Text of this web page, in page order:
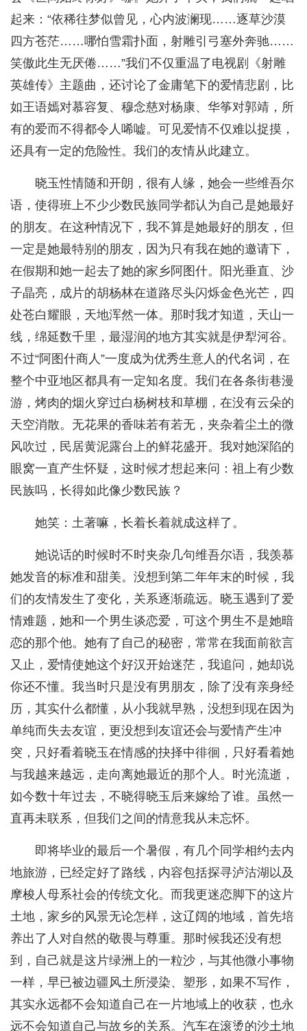
起来：“依稀往梦似曾见，心内波澜现……逐草沙漠
四方苍茫……哪怕雪霜扑面，射雕引弓塞外奔驰……
笑傲此生无厌倦……”我们不仅重温了电视剧《射雕
英雄传》主题曲，还讨论了金庸笔下的爱情悲剧，比
如王语嫣对慕容复、穆念慈对杨康、华筝对郭靖，所
有的爱而不得都令人唏嘘。可见爱情不仅难以捉摸，
还具有一定的危险性。我们的友情从此建立。
晓玉性情随和开朗，很有人缘，她会一些维吾尔
语，使得班上不少少数民族同学都认为自己是她最好
的朋友。在这种情况下，我不算是她最好的朋友，但
一定是她最特别的朋友，因为只有我在她的邀请下，
在假期和她一起去了她的家乡阿图什。阳光垂直、沙
子晶亮，成片的胡杨林在道路尽头闪烁金色光芒，四
处苍白耀眼，天地浑然一体。那时我才知道，天山一
线，绵延数千里，最湿润的地方其实就是伊犁河谷。
不过“阿图什商人”一度成为优秀生意人的代名词，在
整个中亚地区都具有一定知名度。我们在各条街巷漫
游，烤肉的烟火穿过白杨树枝和草棚，在没有云朵的
天空消散。无花果的香味若有若无，夹杂着尘土的微
风吹过，民居黄泥露台上的鲜花盛开。我对她深陷的
眼窝一直产生怀疑，这时候才想起来问：祖上有少数
民族吗，长得如此像少数民族？
她笑：土著嘛，长着长着就成这样了。
她说话的时候时不时夹杂几句维吾尔语，我羡慕
她发音的标准和甜美。没想到第二年年末的时候，我
们的友情发生了变化，关系逐渐疏远。晓玉遇到了爱
情难题，她和一个男生谈恋爱，可这个男生不是她暗
恋的那个他。她有了自己的秘密，常常在我面前欲言
又止，爱情使她这个好汉开始迷茫，我追问，她却说
你还不懂。我当时只是没有男朋友，除了没有亲身经
历，其实什么都懂，从小我就早熟，没想到现在因为
单纯而失去友谊，更没想到友谊还会与爱情产生冲
突，只好看着晓玉在情感的抉择中徘徊，只好看着她
与我越来越远，走向离她最近的那个人。时光流逝，
如今数十年过去，不晓得晓玉后来嫁给了谁。虽然一
直再未联系，但我们之间的情意我从未忘怀。
即将毕业的最后一个暑假，有几个同学相约去内
地旅游，已经定好了路线，内容包括探寻泸沽湖以及
摩梭人母系社会的传统文化。而我更迷恋脚下的这片
土地，家乡的风景无论怎样，这辽阔的地域，首先培
养出了人对自然的敬畏与尊重。那时候我还没有想
到，自己就是这片绿洲上的一粒沙，与其他微小事物
一样，早已被边疆风土所浸染、塑形，如果不写作，
其实永远都不会知道自己在一片地域上的收获，也永
远不会知道自己与故乡的关系。汽车在滚烫的沙土地